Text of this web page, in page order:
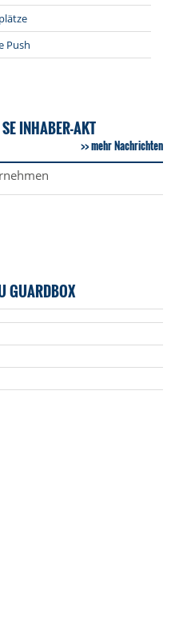
Push
INHABER-AKT
mehr Nachrichten
GUARDBOX